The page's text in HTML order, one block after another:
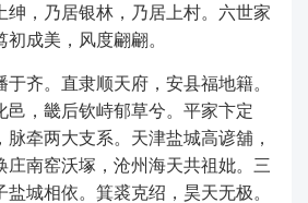
绅，乃居银林，乃居上村。六世家
成美，风度翩翩。
于齐。直隶顺天府，安县福地籍。
邑，畿后钦峙郁草兮。平家卞定
脉牵两大支系。天津盐城高谚舖，
庄南窑沃塚，沧州海天共祖妣。三
城相依。箕裘克绍，昊天无极。